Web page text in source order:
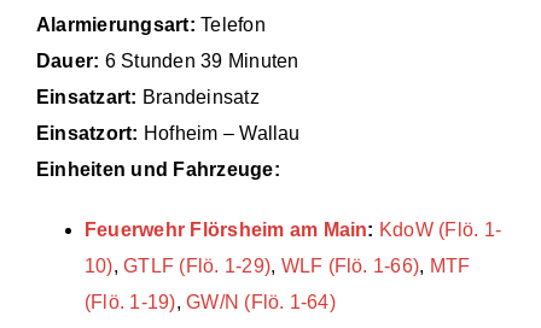
Technik
Alarmierungsart: Telefon
Dauer: 6 Stunden 39 Minuten
Einsatzart: Brandeinsatz
Einsatzort: Hofheim – Wallau
Einheiten und Fahrzeuge:
Feuerwehr Flörsheim am Main: KdoW (Flö. 1-
10),GTLF (Flö. 1-29), WLF (Flö. 1-66), MTF
(Flö. 1-19),GW/N (Flö. 1-64)